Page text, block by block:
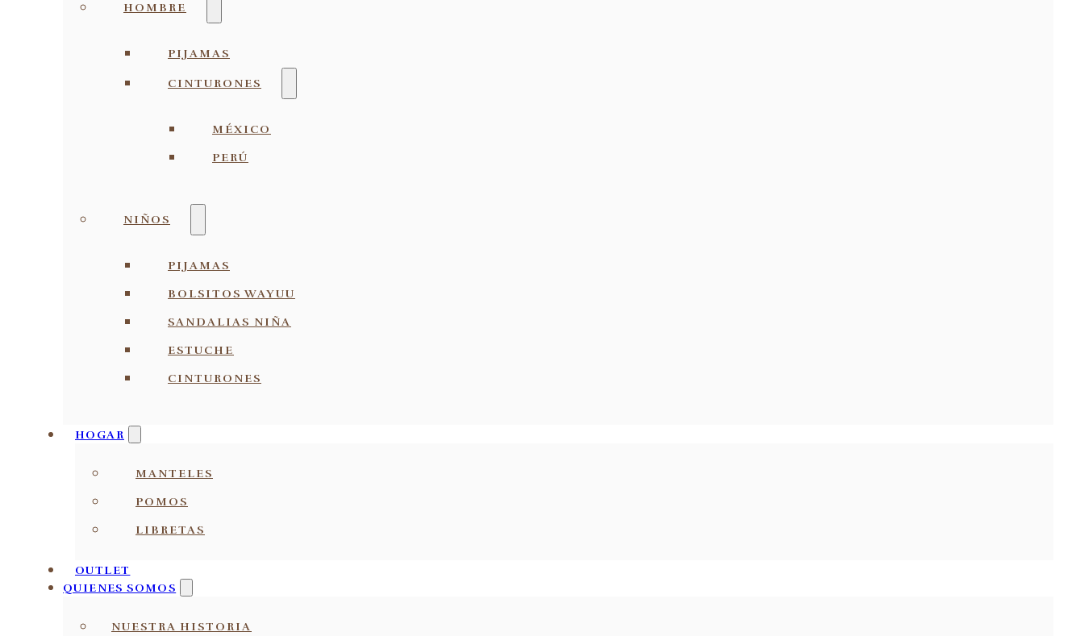
HOMBRE
PIJAMAS
CINTURONES
MÉXICO
PERÚ
NIÑOS
PIJAMAS
BOLSITOS WAYUU
SANDALIAS NIÑA
ESTUCHE
CINTURONES
HOGAR
MANTELES
POMOS
LIBRETAS
OUTLET
QUIENES SOMOS
NUESTRA HISTORIA